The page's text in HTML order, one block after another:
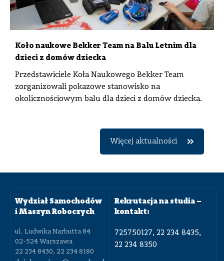
Koło naukowe Bekker Team na Balu Letnim dla
dzieci z domów dziecka
Przedstawiciele Koła Naukowego Bekker Team
zorganizowali pokazowe stanowisko na
okolicznościowym balu dla dzieci z domów dziecka.
Więcej aktualności
Wydział Samochodów
i Maszyn Roboczych
ul. Ludwika Narbutta 84
02-524 Warszawa
22 234 8430, 22 234 8180
Rekrutacja na studia –
kontakt:
725750127, 22 234 8435,
22 234 8350